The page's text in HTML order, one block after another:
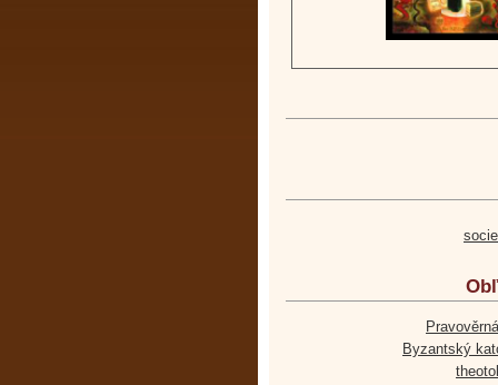
Byzantský